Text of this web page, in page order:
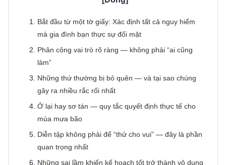
Bắt đầu từ một tờ giấy: Xác định tất cả nguy hiểm
mà gia đình bạn thực sự đối mặt
Phân công vai trò rõ ràng — không phải “ai cũng
làm”
Những thứ thường bị bỏ quên — và tại sao chúng
gây ra nhiều rắc rối nhất
Ở lại hay sơ tán — quy tắc quyết định thực tế cho
mùa mưa bão
Diễn tập không phải để “thử cho vui” — đây là phần
quan trọng nhất
Những sai lầm khiến kế hoạch tốt trở thành vô dụng